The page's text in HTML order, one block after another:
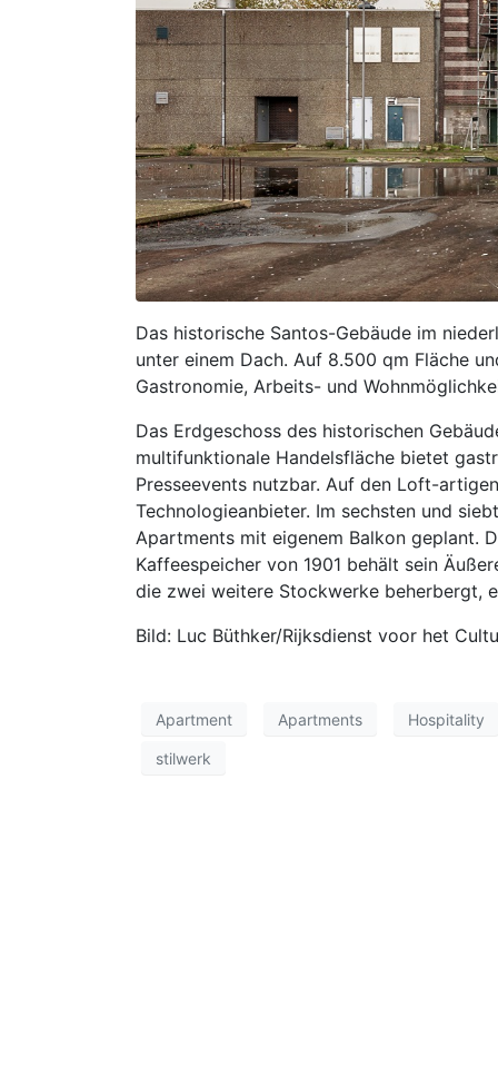
Das historische Santos-Gebäude im
unter einem Dach. Auf 8.500 qm Fläche
Gastronomie, Arbeits- und
Das Erdgeschoss des historischen
multifunktionale Handelsfläche bietet
Presseevents nutzbar. Auf den Loft-
Technologieanbieter. Im sechsten und
Apartments mit eigenem Balkon geplant.
Kaffeespeicher von 1901 behält sein
die zwei weitere Stockwerke beherbergt,
Bild: Luc Büthker/Rijksdienst voor het
Apartment Apartments Hospitality
stilwerk